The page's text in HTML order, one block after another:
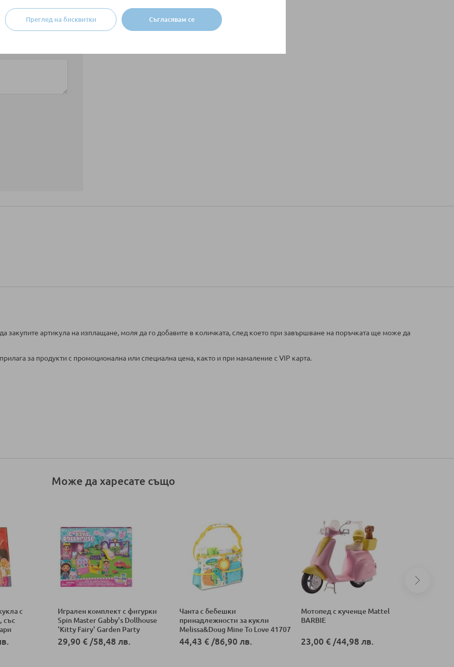
Съгласявам се
Преглед на бисквитки
закупите артикула на изплащане, моля да го добавите в количката, след което при завършване на поръчката ще може да
за продукти с промоционална или специална цена, както и при намаление с VIP карта.
Може да харесате също
с
със
Игрален комплект с фигурки
Spin Master Gabby's Dollhouse
'Kitty Fairy' Garden Party
29,90 € /58,48 лв.
Чанта с бебешки
принадлежности за кукли
Melissa&Doug Mine To Love 41707
44,43 € /86,90 лв.
Мотопед с кученце Mattel
BARBIE
23,00 € /44,98 лв.